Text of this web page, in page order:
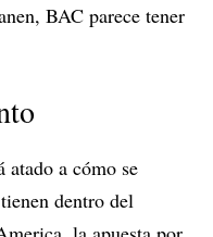
BAC parece tener
atado a cómo se
dentro del